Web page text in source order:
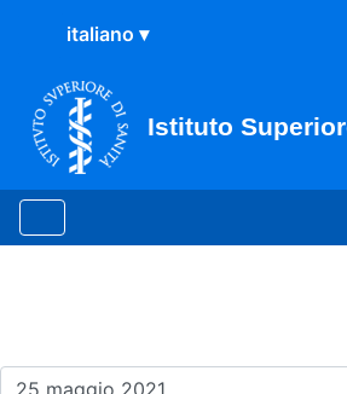
Istituto Superiore